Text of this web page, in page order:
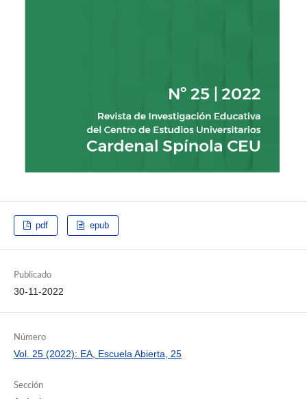
pdf epub
Publicado
30-11-2022
Número
Vol. 25 (2022): EA, Escuela Abierta, 25
Sección